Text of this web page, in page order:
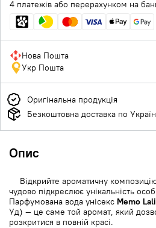
4 платежів або перерахунком на
Нова Пошта
Укр Пошта
Оригінальна продукція
Безкоштовна доставка по
Опис
Відкрийте ароматичну
чудово підкреслює унікальність
Парфумована вода унісекс Memo
Уд) — це саме той аромат, який
розкритися в повній красі.